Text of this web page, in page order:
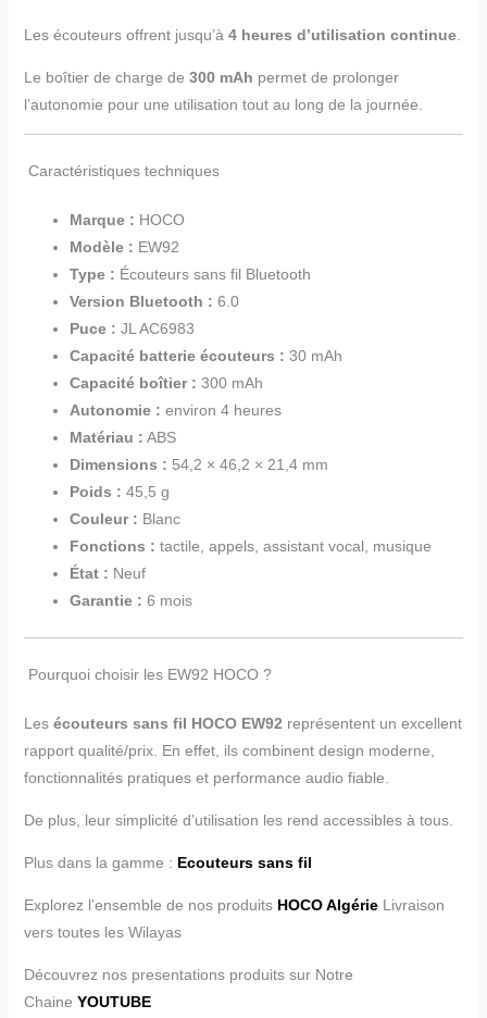
Les écouteurs offrent jusqu’à 4 heures d’utilisation continue.
Le boîtier de charge de 300 mAh permet de prolonger
l’autonomie pour une utilisation tout au long de la journée.
Caractéristiques techniques
Marque : HOCO
Modèle : EW92
Type : Écouteurs sans fil Bluetooth
Version Bluetooth : 6.0
Puce : JL AC6983
Capacité batterie écouteurs : 30 mAh
Capacité boîtier : 300 mAh
Autonomie : environ 4 heures
Matériau : ABS
Dimensions : 54,2 × 46,2 × 21,4 mm
Poids : 45,5 g
Couleur : Blanc
Fonctions : tactile, appels, assistant vocal, musique
État : Neuf
Garantie : 6 mois
Pourquoi choisir les EW92 HOCO ?
Les écouteurs sans fil HOCO EW92 représentent un excellent
rapport qualité/prix. En effet, ils combinent design moderne,
fonctionnalités pratiques et performance audio fiable.
De plus, leur simplicité d’utilisation les rend accessibles à tous.
Plus dans la gamme : Ecouteurs sans fil
Explorez l’ensemble de nos produits HOCO Algérie Livraison
vers toutes les Wilayas
Découvrez nos presentations produits sur Notre
Chaine YOUTUBE